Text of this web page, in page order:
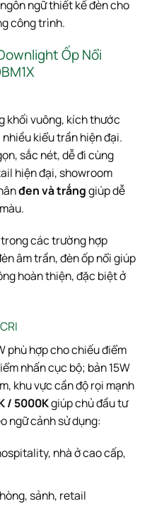
ngữ thiết kế đèn cho
công trình.
Ốp Nổi
khối vuông, kích thước
nhiều kiểu trần hiện đại.
sắc nét, dễ đi cùng
hiện đại, showroom
đen và trắnggiúp dễ
các trường hợp
âm trần, đèn ốp nổi giúp
hoàn thiện, đặc biệt ở
phù hợp cho chiếu điểm
nhấn cục bộ; bản 15W
khu vực cần độ rọi mạnh
/ 5000Kgiúp chủ đầu tư
ngữ cảnh sử dụng:
nhà ở cao cấp,
sảnh, retail